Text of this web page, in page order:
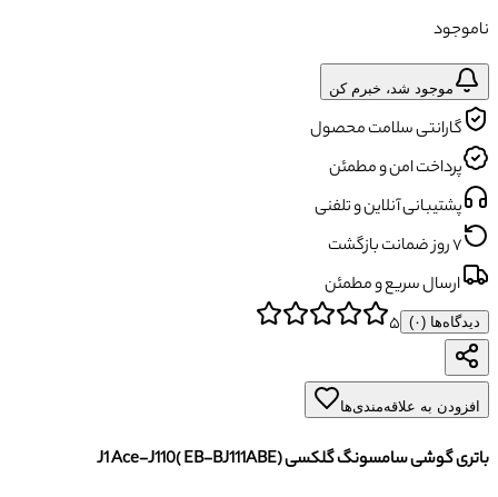
ناموجود
موجود شد، خبرم کن
گارانتی سلامت محصول
پرداخت امن و مطمئن
پشتیبانی آنلاین و تلفنی
۷ روز ضمانت بازگشت
ارسال سریع و مطمئن
دیدگاه‌ها (۰) ۵
افزودن به علاقه‌مندی‌ها
باتری گوشی سامسونگ گلکسی (J1 Ace-J110( EB-BJ111ABE